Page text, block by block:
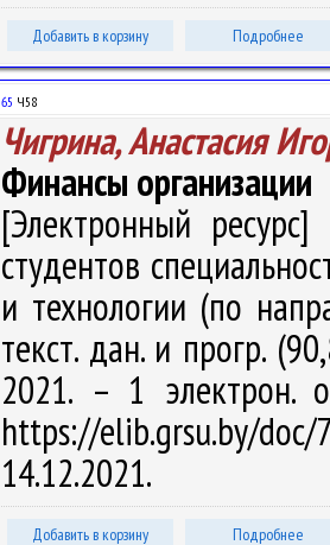
Добавить в корзину Подробнее
65 Ч58
Чигрина, Анастасия
Финансы организации
[Электронный
студентов
и технологии (по
текст. дан. и прогр.
2021. – 1 электрон.
https://elib.grsu.by/
14.12.2021.
Добавить в корзину Подробнее